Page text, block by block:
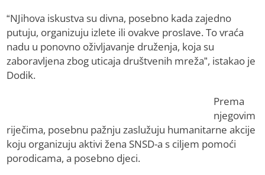
“NJihova iskustva su divna, posebno kada zajedno
putuju, organizuju izlete ili ovakve proslave. To vraća
nadu u ponovno oživljavanje druženja, koja su
zaboravljena zbog uticaja društvenih mreža”, istakao je
Dodik.
Prema
njegovim
riječima, posebnu pažnju zaslužuju humanitarne akcije
koju organizuju aktivi žena SNSD-a s ciljem pomoći
porodicama, a posebno djeci.